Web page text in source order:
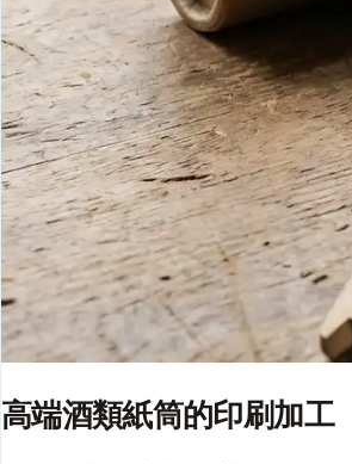
高端酒類紙筒的印刷加工